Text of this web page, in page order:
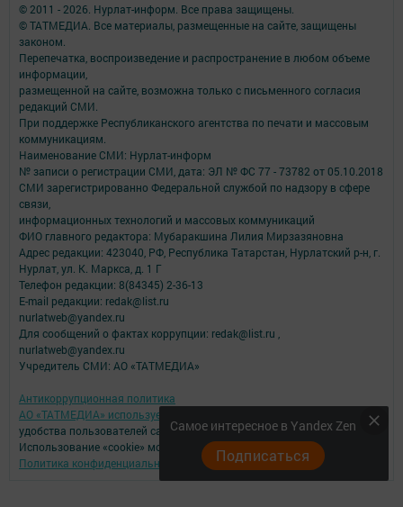
Самое интересное в Yandex Zen
Подписаться
© 2011 - 2026. Нурлат-⁠информ. Все права защищены.
© ТАТМЕДИА. Все материалы, размещенные на сайте, защищены
законом.
Перепечатка, воспроизведение и распространение в любом объеме
информации,
размещенной на сайте, возможна только с письменного согласия
редакций СМИ.
При поддержке Республиканского агентства по печати и массовым
коммуникациям.
Наименование СМИ: Нурлат-⁠информ
№ записи о регистрации СМИ, дата: ЭЛ № ФС 77 -⁠ 73782 от 05.10.2018
СМИ зарегистрированно Федеральной службой по надзору в сфере
связи,
информационных технологий и массовых коммуникаций
ФИО главного редактора: Мубаракшина Лилия Мирзазяновна
Адрес редакции: 423040, РФ, Республика Татарстан, Нурлатский р-н, г.
Нурлат, ул. К. Маркса, д. 1 Г
Телефон редакции: 8(84345) 2-36-13
E-mail редакции: redak@list.ru
nurlatweb@yandex.ru
Для сообщений о фактах коррупции: redak@list.ru ,
nurlatweb@yandex.ru
Учредитель СМИ: АО «ТАТМЕДИА»
Антикоррупционная политика
АО «ТАТМЕДИА» использует «cookie»
для персонализации сервисов и
удобства пользователей сайтом.
Использование «cookie» можно отменить в настройках браузера.
Политика конфиденциальности